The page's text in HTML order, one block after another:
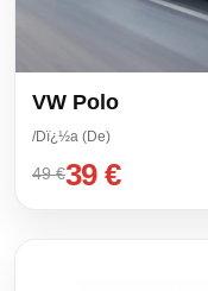
VW Polo
/Dï¿½a (De)
49 €39 €